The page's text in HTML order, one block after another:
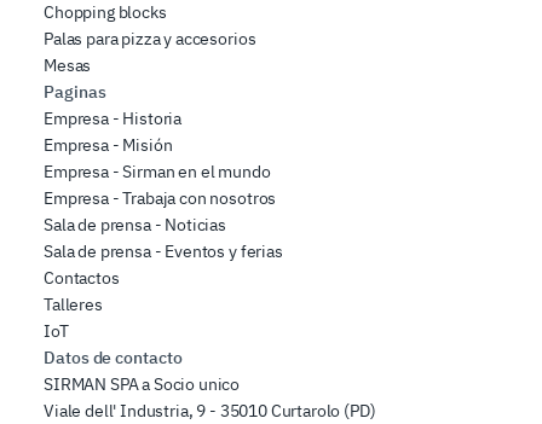
Chopping blocks
Palas para pizza y accesorios
Mesas
Paginas
Empresa - Historia
Empresa - Misión
Empresa - Sirman en el mundo
Empresa - Trabaja con nosotros
Sala de prensa - Noticias
Sala de prensa - Eventos y ferias
Contactos
Talleres
IoT
Datos de contacto
SIRMAN SPA a Socio unico
Viale dell' Industria, 9 - 35010 Curtarolo (PD)